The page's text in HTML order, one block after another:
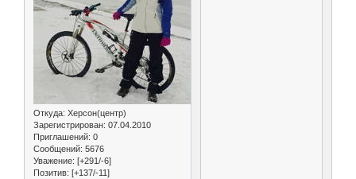
Откуда: Херсон(центр)
Зарегистрирован: 07.04.2010
Приглашений: 0
Сообщений: 5676
Уважение: [+291/-6]
Позитив: [+137/-11]